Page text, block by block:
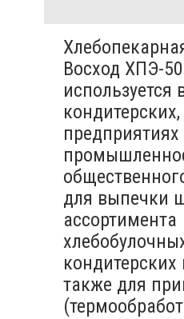
Восход ХПЭ-
используется
для выпечки
ассортимента
кондитерских
также для